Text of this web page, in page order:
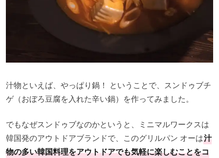
汁物といえば、やっぱり鍋！ ということで、スンドゥブチ
ゲ（おぼろ豆腐を入れた辛い鍋）を作ってみました。
でもなぜスンドゥブなのかというと、ミニマルワークスは
韓国発のアウトドアブランドで、このグリルパン オーは汁
物の多い韓国料理をアウトドアでも気軽に楽しむことをコ